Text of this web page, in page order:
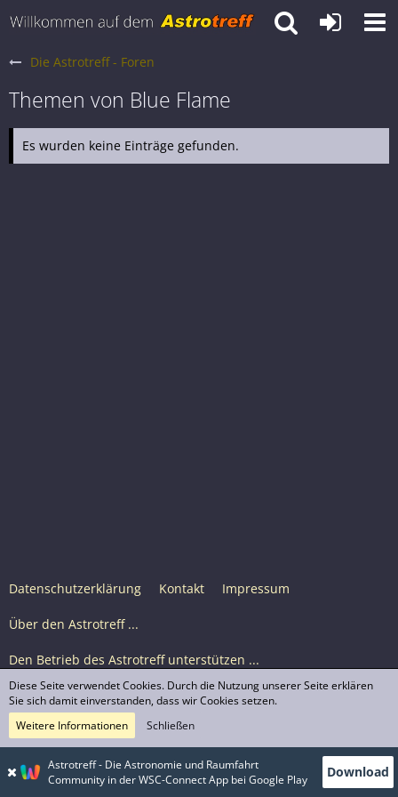
Die Astrotreff - Foren
Themen von Blue Flame
Es wurden keine Einträge gefunden.
Datenschutzerklärung Kontakt Impressum
Über den Astrotreff ...
Den Betrieb des Astrotreff unterstützen ...
Nutzungsbedingungen
© Astrotreff 2001-2026, lizenziert unter CC BY-SA,
sofern für einzelne Inhalte nicht anders angegeben
Astrotreff - Die Astronomie und Raumfahrt
Community in der WSC-Connect App bei Google Play
Download
Diese Seite verwendet Cookies. Durch die Nutzung unserer Seite erklären
Sie sich damit einverstanden, dass wir Cookies setzen.
Weitere Informationen
Schließen